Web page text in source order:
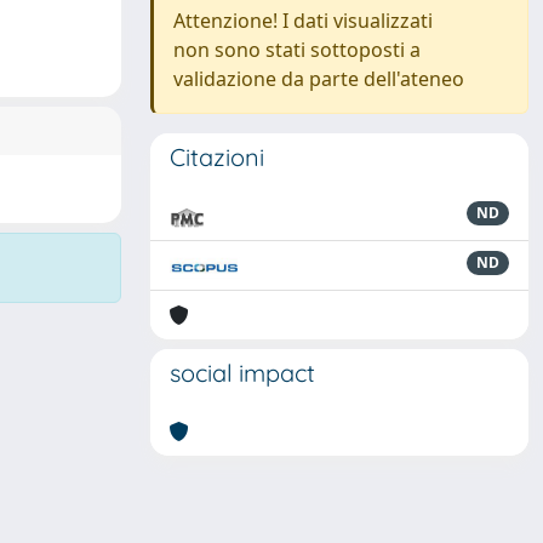
Attenzione! I dati visualizzati
non sono stati sottoposti a
validazione da parte dell'ateneo
Citazioni
ND
ND
social impact